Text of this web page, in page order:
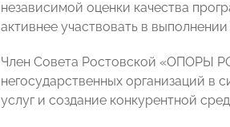
независимой оценки качества
активнее участвовать в выполнении
Член Совета Ростовской «ОПОРЫ
негосударственных организаций в
услуг и создание конкурентной